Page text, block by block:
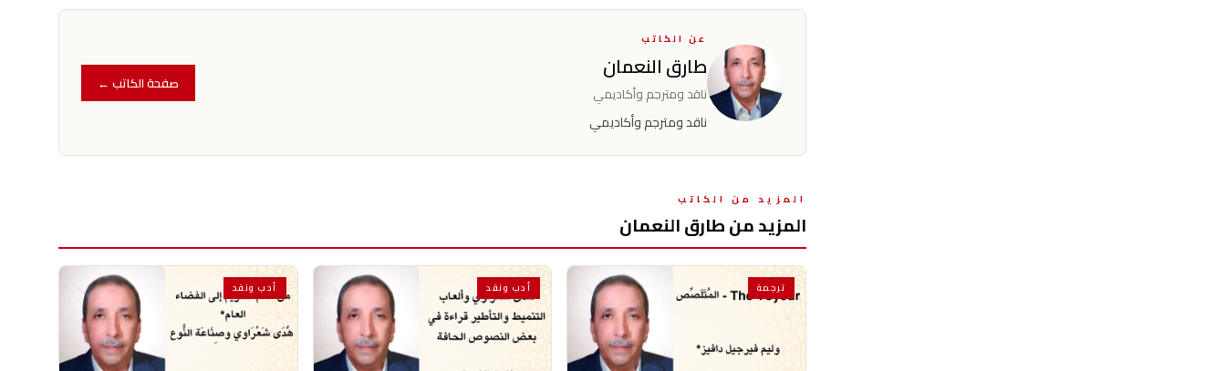
عن الكاتب
طارق النعمان
ناقد ومترجم وأكاديمي
ناقد ومترجم وأكاديمي
صفحة الكاتب ←
المزيد من الكاتب
المزيد من طارق النعمان
ترجمة أدب ونقد أدب ونقد